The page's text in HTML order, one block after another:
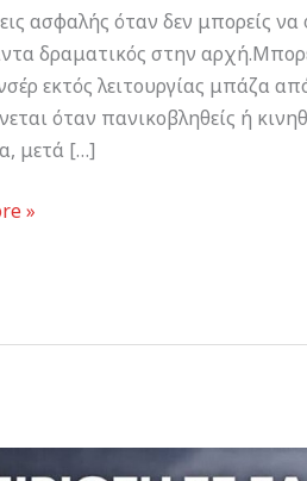
ασφαλής όταν δεν μπορείς
δραματικός στην
εκτός λειτουργίας μπάζα
όταν πανικοβληθείς ή
μετά […]
»